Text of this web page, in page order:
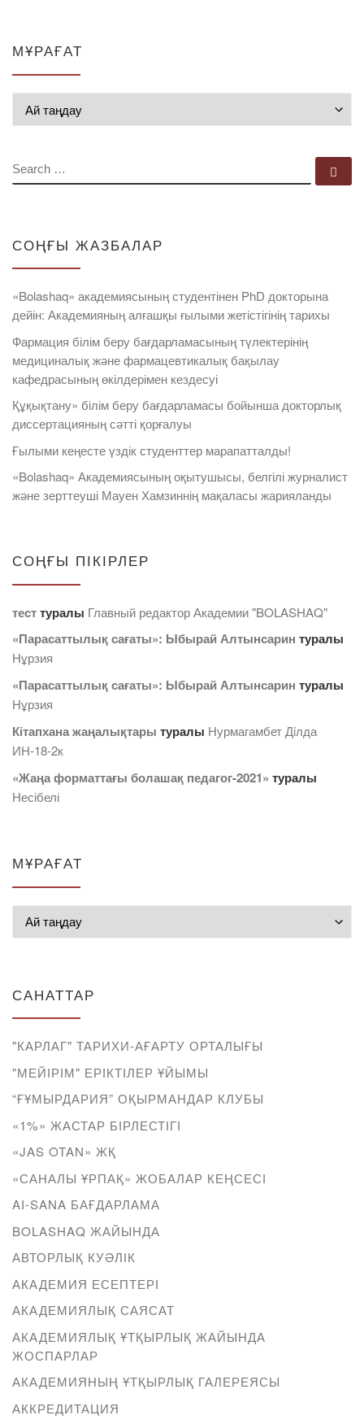
МҰРАҒАТ
SEARCH
СОҢҒЫ ЖАЗБАЛАР
«Bolashaq» академиясының студентінен PhD докторына
дейін: Академияның алғашқы ғылыми жетістігінің тарихы
Фармация білім беру бағдарламасының түлектерінің
медициналық және фармацевтикалық бақылау
кафедрасының өкілдерімен кездесуі
Құқықтану» білім беру бағдарламасы бойынша докторлық
диссертацияның сәтті қорғалуы
Ғылыми кеңесте үздік студенттер марапатталды!
«Bolashaq» Академиясының оқытушысы, белгілі журналист
және зерттеуші Мауен Хамзиннің мақаласы жарияланды
СОҢҒЫ ПІКІРЛЕР
тесттуралы Главный редактор Академии "BOLASHAQ"
«Парасаттылық сағаты»: Ыбырай Алтынсарин туралы
Нұрзия
«Парасаттылық сағаты»: Ыбырай Алтынсарин туралы
Нұрзия
Кітапхана жаңалықтары туралы Нурмагамбет Дiлда
ИН-18-2к
«Жаңа форматтағы болашақ педагог-2021» туралы
Несібелі
МҰРАҒАТ
САНАТТАР
"КАРЛАГ" ТАРИХИ-АҒАРТУ ОРТАЛЫҒЫ
"МЕЙІРІМ" ЕРІКТІЛЕР ҰЙЫМЫ
“ҒҰМЫРДАРИЯ” ОҚЫРМАНДАР КЛУБЫ
«1%» ЖАСТАР БІРЛЕСТІГІ
«JAS OTAN» ЖҚ
«САНАЛЫ ҰРПАҚ» ЖОБАЛАР КЕҢСЕСІ
AI-SANA БАҒДАРЛАМА
BOLASHAQ ЖАЙЫНДА
АВТОРЛЫҚ КУӘЛІК
АКАДЕМИЯ ЕСЕПТЕРІ
АКАДЕМИЯЛЫҚ САЯСАТ
АКАДЕМИЯЛЫҚ ҰТҚЫРЛЫҚ ЖАЙЫНДА
ЖОСПАРЛАР
АКАДЕМИЯНЫҢ ҰТҚЫРЛЫҚ ГАЛЕРЕЯСЫ
АККРЕДИТАЦИЯ